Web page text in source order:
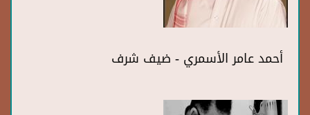
أحمد عامر الأسمري - ضيف شرف